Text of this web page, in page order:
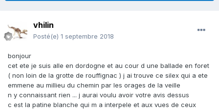
vhilin
Posté(e) 1 septembre 2018
bonjour
cet ete je suis alle en dordogne et au cour d une ballade en foret
( non loin de la grotte de rouffignac ) j ai trouve ce silex qui a ete
emmene au millieu du chemin par les orages de la veille
n y connaissant rien ... j aurai voulu avoir votre avis dessus
c est la patine blanche qui m a interpele et aux vues de ceux